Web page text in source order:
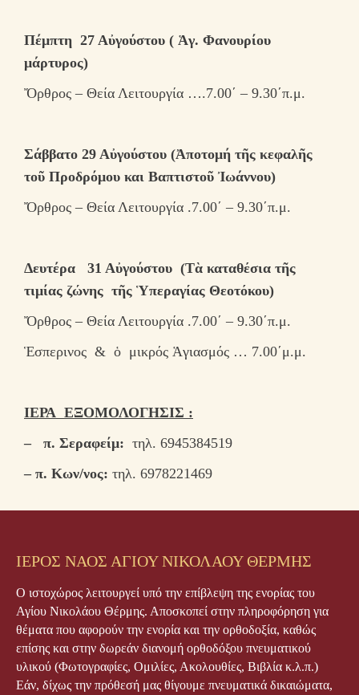
Πέμπτη 27 Αὐγούστου ( Ἁγ. Φανουρίου
μάρτυρος)
Ὄρθρος – Θεία Λειτουργία ….7.00΄ – 9.30΄π.μ.
Σάββατο 29 Αὐγούστου (Ἀποτομή τῆς κεφαλῆς
τοῦ Προδρόμου και Βαπτιστοῦ Ἰωάννου)
Ὄρθρος – Θεία Λειτουργία .7.00΄ – 9.30΄π.μ.
Δευτέρα 31 Αὐγούστου (Τὰ καταθέσια τῆς
τιμίας ζώνης τῆς Ὑπεραγίας Θεοτόκου)
Ὄρθρος – Θεία Λειτουργία .7.00΄ – 9.30΄π.μ.
Ἑσπερινος & ὁ μικρός Ἁγιασμός … 7.00΄μ.μ.
ΙΕΡΑ ΕΞΟΜΟΛΟΓΗΣΙΣ :
– π. Σεραφείμ: τηλ. 6945384519
– π. Κων/νος: τηλ. 6978221469
ΙΕΡΟΣ ΝΑΟΣ ΑΓΙΟΥ ΝΙΚΟΛΑΟΥ ΘΕΡΜΗΣ
Ο ιστοχώρος λειτουργεί υπό την επίβλεψη της ενορίας του
Αγίου Νικολάου Θέρμης. Αποσκοπεί στην πληροφόρηση για
θέματα που αφορούν την ενορία και την ορθοδοξία, καθώς
επίσης και στην δωρεάν διανομή ορθοδόξου πνευματικού
υλικού (Φωτογραφίες, Ομιλίες, Ακολουθίες, Βιβλία κ.λ.π.)
Εάν, δίχως την πρόθεσή μας θίγουμε πνευματικά δικαιώματα,